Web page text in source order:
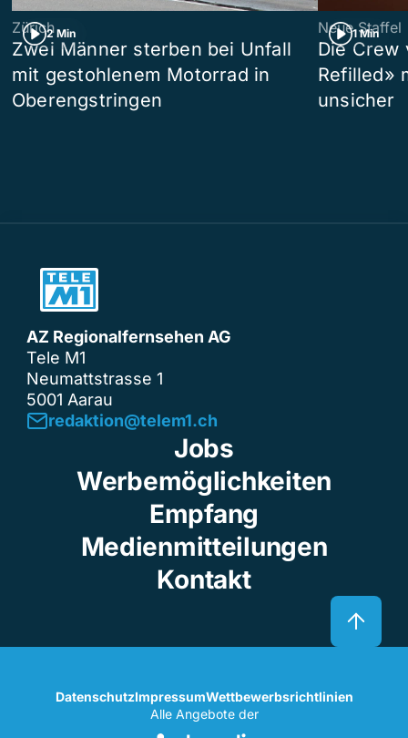
2 Min
Zürich
Zwei Männer sterben bei Unfall
mit gestohlenem Motorrad in
Oberengstringen
1 Min
Neue Staffel
Die Crew
Refilled»
unsicher
AZ Regionalfernsehen AG
Tele M1
Neumattstrasse 1
5001 Aarau
redaktion@telem1.ch
Jobs
Werbemöglichkeiten
Empfang
Medienmitteilungen
Kontakt
DatenschutzImpressumWettbewerbsrichtlinien
Alle Angebote der